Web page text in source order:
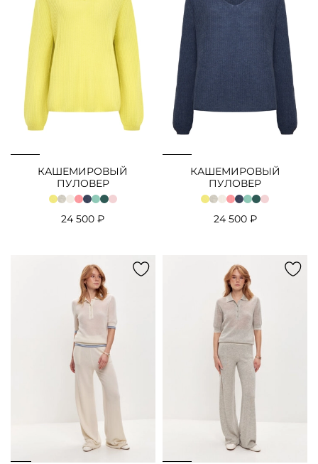
КАШЕМИРОВЫЙ
ПУЛОВЕР
24 500 ₽
КАШЕМИРОВЫЙ
ПУЛОВЕР
24 500 ₽